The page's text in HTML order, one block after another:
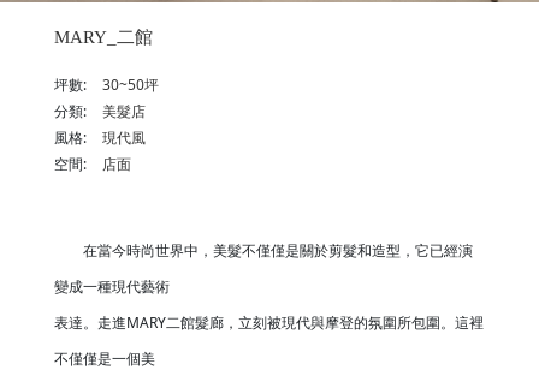
MARY_二館
坪數:
30~50坪
分類:
美髮店
風格:
現代風
空間:
店面
在當今時尚世界中，美髮不僅僅是關於剪髮和造型，它已經演
變成一種現代藝術
表達。走進MARY二館髮廊，立刻被現代與摩登的氛圍所包圍。這裡
不僅僅是一個美